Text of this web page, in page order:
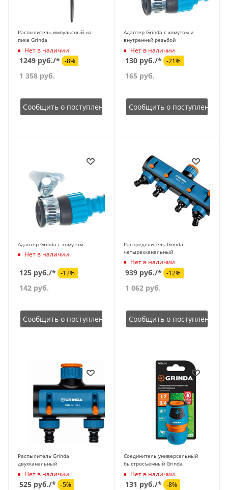
Распылитель импульсный на
пике Grinda
Нет в наличии
1249 руб./* -8%
1 358 руб.
Сообщить о поступлении
Адаптер Grinda с хомутом и
внутренней резьбой
Нет в наличии
130 руб./* -21%
165руб.
Сообщить о поступлении
Адаптер Grinda с хомутом
Нет в наличии
125 руб./* -12%
142 руб.
Сообщить о поступлении
Распределитель Grinda
четырехканальный
Нет в наличии
939 руб./* -12%
1 062руб.
Сообщить о поступлении
Распылитель Grinda
двухканальный
Нет в наличии
525 руб./* -5%
Соединитель универсальный
быстросъемный Grinda
Нет в наличии
131 руб./* -8%